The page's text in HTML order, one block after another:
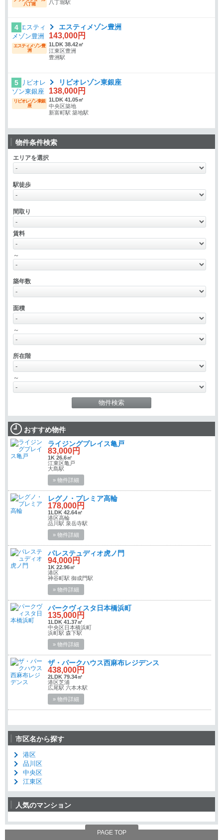
八丁堀
八丁堀駅
4
エスティメゾン豊
洲
エスティメゾン豊洲
143,000円
1LDK 38.42㎡
江東区豊洲
豊洲駅
5
リビオレゾン東銀
座
リビオレゾン東銀座
138,000円
1LDK 41.05㎡
中央区築地
新富町駅 築地駅
物件条件検索
エリアを選択
駅徒歩
間取り
賃料
～
築年数
面積
～
所在階
～
おすすめ物件
ライジングプレイス亀戸
83,000円
1K 26.6㎡
江東区亀戸
大島駅
» 物件詳細
レグノ・プレミア高輪
178,000円
1LDK 42.64㎡
港区高輪
品川駅 泉岳寺駅
» 物件詳細
パレステュディオ虎ノ門
94,000円
1K 22.96㎡
港区
神谷町駅 御成門駅
» 物件詳細
パークヴィスタ日本橋浜町
135,000円
1LDK 41.37㎡
中央区日本橋浜町
浜町駅 森下駅
» 物件詳細
ザ・パークハウス西麻布レジデンス
438,000円
2LDK 79.34㎡
港区芝浦
広尾駅 六本木駅
» 物件詳細
市区名から探す
港区
品川区
中央区
江東区
人気のマンション
PAGE TOP